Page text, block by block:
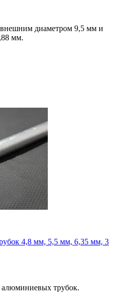
диаметром 9,5 мм и
мм.
4,8 мм, 5,5 мм, 6,35 мм, 3
алюминиевых трубок.